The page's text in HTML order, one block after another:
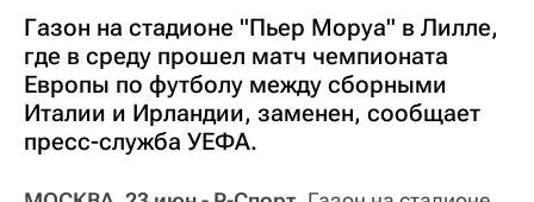
Газон на стадионе "Пьер Моруа" в Лилле,
где в среду прошел матч чемпионата
Европы по футболу между сборными
Италии и Ирландии, заменен, сообщает
пресс-служба УЕФА.